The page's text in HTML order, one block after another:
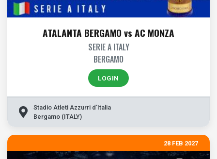
ATALANTA BERGAMO vs AC MONZA
SERIE A ITALY
BERGAMO
LOGIN
Stadio Atleti Azzurri d'Italia
Bergamo (ITALY)
28 FEB 2027